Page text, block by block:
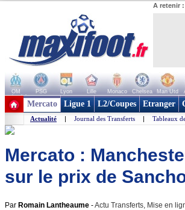
A retenir :
OM PSG Lyon Lille Monaco Chelsea Man Utd
+ de clubs
Mercato Ligue 1 L2/Coupes Etranger
Actualité | Journal des Transferts | Tableaux
Mercato :
sur le prix de
Par Romain Lantheaume -Actu Transferts, Mise en